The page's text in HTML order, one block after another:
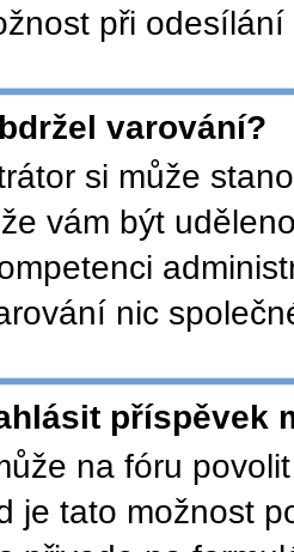
při
varování?
si může
vám být
nic
příspěvek
na fóru
je tato možnost